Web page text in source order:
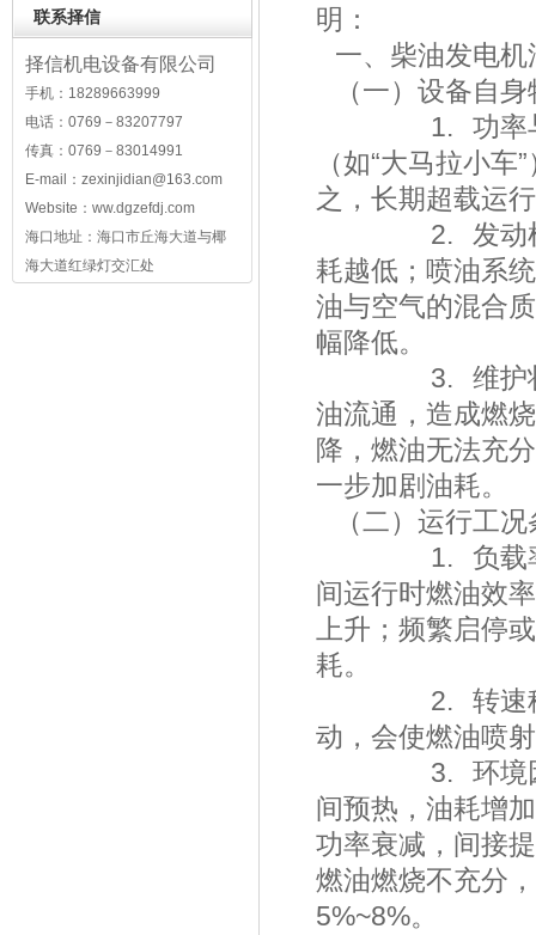
联系择信
择信机电设备有限公司
手机：18289663999
电话：0769－83207797
传真：0769－83014991
E-mail： zexinjidian@163.com
Website：ww.dgzefdj.com
海口地址：海口市丘海大道与椰
海大道红绿灯交汇处
明：
一、柴油发电
（一）设备自
1. 功率与负
（如“大马拉小
之，长期超载运
2. 发动机技
耗越低；喷油系
油与空气的混合
幅降低。
3. 维护状态
油流通，造成燃
降，燃油无法充
一步加剧油耗
（二）运行工
1. 负载率
间运行时燃油效
上升；频繁启停
耗。
2. 转速稳定
动，会使燃油喷
3. 环境因素
间预热，油耗增
功率衰减，间接
燃油燃烧不充分
5%~8%。